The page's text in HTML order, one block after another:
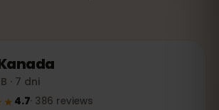
· 7 dni
4.7· 386 reviews